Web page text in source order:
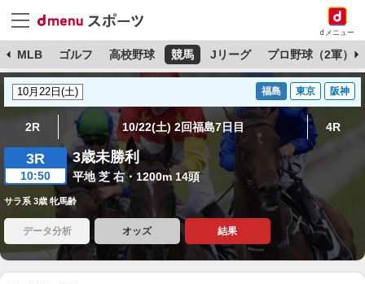
dメニュー
MLB ゴルフ 高校野球 競馬 Jリーグ プロ野球（2軍）
福島 東京 阪神
2R 10/22(土) 2回福島7日目 4R
3R
10:50
3歳未勝利
平地 芝 右・1200m 14頭
サラ系 3歳 牝馬齢
データ分析 オッズ 結果